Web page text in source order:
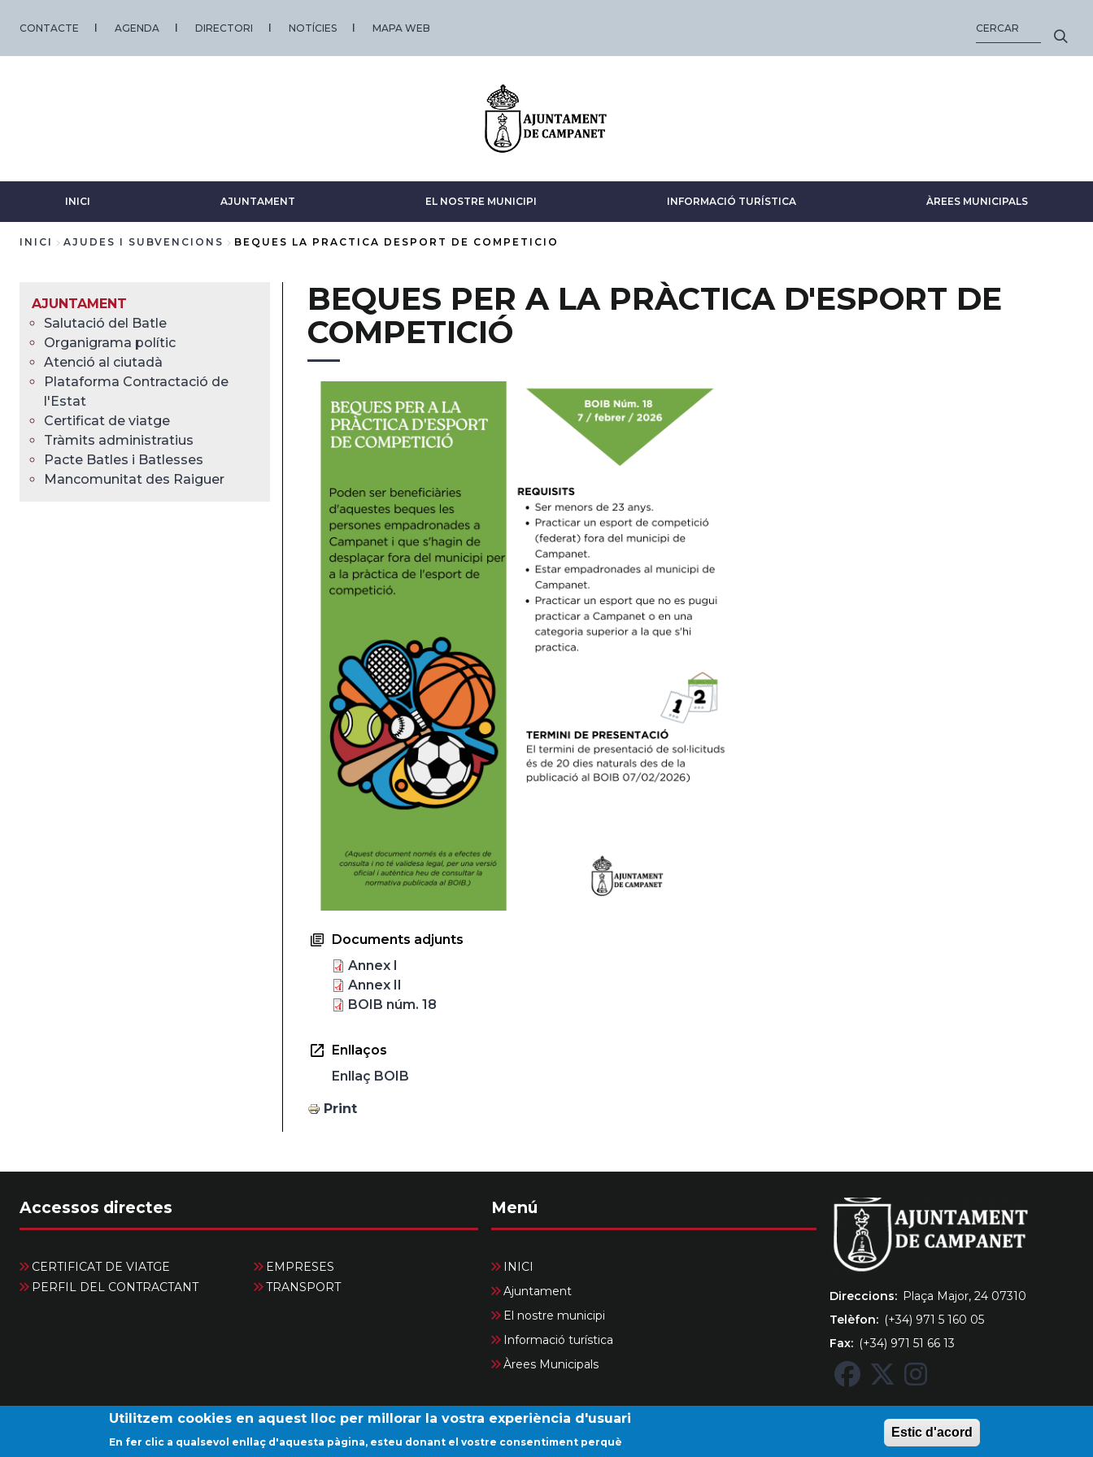
CONTACTE AGENDA DIRECTORI NOTÍCIES MAPA WEB
INICI AJUNTAMENT EL NOSTRE MUNICIPI INFORMACIÓ TURÍSTICA ÀREES MUNICIPALS
d'Ariadna
INICI AJUDES I SUBVENCIONS BEQUES LA PRACTICA DESPORT DE COMPETICIO
AJUNTAMENT
Salutació del Batle
Organigrama polític
Atenció al ciutadà
Plataforma Contractació de
l'Estat
Certificat de viatge
Tràmits administratius
Pacte Batles i Batlesses
Mancomunitat des Raiguer
BEQUES PER A LA PRÀCTICA D'ESPORT DE
COMPETICIÓ
Documents adjunts
Annex I
Annex II
BOIB núm. 18
Enllaços
Enllaç BOIB
Print
Accessos directes
CERTIFICAT DE VIATGE
EMPRESES
PERFIL DEL CONTRACTANT
TRANSPORT
Menú
INICI
Ajuntament
El nostre municipi
Informació turística
Àrees Municipals
Direccions
Plaça Major, 24 07310
Telèfon
(+34) 971 5 160 05
Fax
(+34) 971 51 66 13
© Ajuntament de Campanet. Tots els drets reservats.
Utilitzem cookies en aquest lloc per millorar la vostra experiència d'usuari
En fer clic a qualsevol enllaç d'aquesta pàgina, esteu donant el vostre consentiment perquè
Estic d'acord